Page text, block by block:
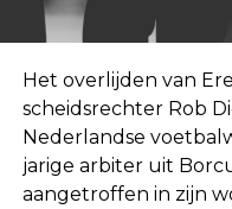
Het overlijden van
scheidsrechter Rob
Nederlandse
jarige arbiter uit
aangetroffen in zijn